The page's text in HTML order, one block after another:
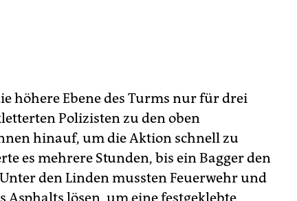
höhere Ebene des Turms nur für drei
Polizisten zu den oben
hinauf, um die Aktion schnell zu
es mehrere Stunden, bis ein Bagger den
den Linden mussten Feuerwehr und
Asphalts lösen, um eine festgeklebte